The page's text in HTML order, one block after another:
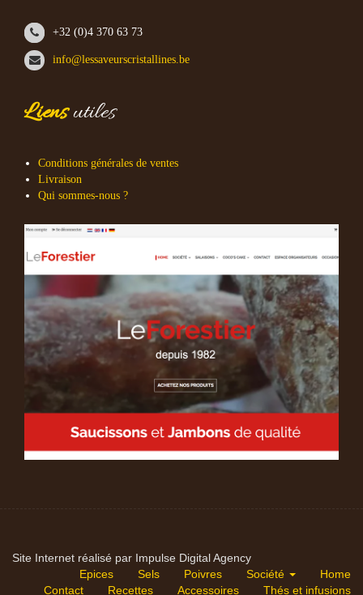
+32 (0)4 370 63 73
info@lessaveurscristallines.be
Liensutiles
Conditions générales de ventes
Livraison
Qui sommes-nous ?
Site Internet réalisé par Impulse Digital Agency
Home
Société
Poivres
Sels
Epices
Thés et infusions
Accessoires
Recettes
Contact